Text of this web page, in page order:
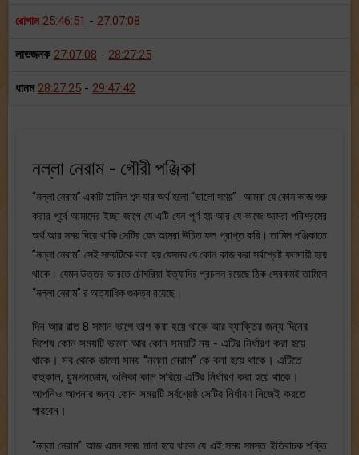
রোগাম 25:46:51 - 27:07:08
লাভজনক 27:07:08 - 28:27:25
ধানম 28:27:25 - 29:47:42
নল্লা নেরাম - গৌরী পঞ্জিকা
“নল্লা নেরাম” একটি তামিল শব্দ যার অর্থ হলো “ভালো সময়” . আমরা যে কোন কাজ শুরু
করার পূর্বে আমাদের ইচ্ছা জাগে যে এটি যেন পূর্ণ হয় আর যে কাজে আমরা পরিশ্রমের
অর্থ আর সময় দিয়ে থাকি সেটির যেন আমরা উচিত ফল প্রাপ্ত করি। তামিল পঞ্জিকাতে
”নল্লা নেরাম” সেই সময়টিকে বলা হয় যেসময় যে কোন কাজ করা সর্বশ্রেষ্ট ফলদায়ী হয়ে
থাকে। যেমন উত্তর ভারতে চৌঘরিয়া ইত্যাদির প্রচলন রয়েছে ঠিক সেরকমই তামিলে
“নল্লা নেরাম” র অত্যাধিক গুরুত্ব রয়েছে।
দিন আর রাত 8 সমান ভাগে ভাগ করা হয়ে থাকে আর ব্যাক্তির জন্য দিনের
বিশেষ কোন সময়টি ভালো আর কোন সময়টি নয় - এটির নির্ধারণ করা হয়ে
থাকে। সব থেকে ভালো সময় “নল্লা নেরাম” কে বলা হয়ে থাকে। এটিতে
রাহুকাল, য়ুমগনডোম, গুলিকা কাল সরিয়ে এটির নির্ধারণ করা হয়ে থাকে।
আপনিও আপনার জন্য কোন সময়টি সর্বশ্রেষ্ঠ সেটির নির্ধারণ নিজেই করতে
পারবেন।
“নল্লা নেরাম” আজ এমন সময় মানা হয়ে থাকে যে এই সময় সমস্ত ইতিবাচক শক্তি